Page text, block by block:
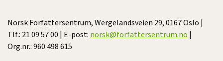
Norsk Forfattersentrum, Wergelandsveien 29, 0167 Oslo |
Tlf.: 21 09 57 00 | E-post: norsk@forfattersentrum.no |
Org.nr.: 960 498 615